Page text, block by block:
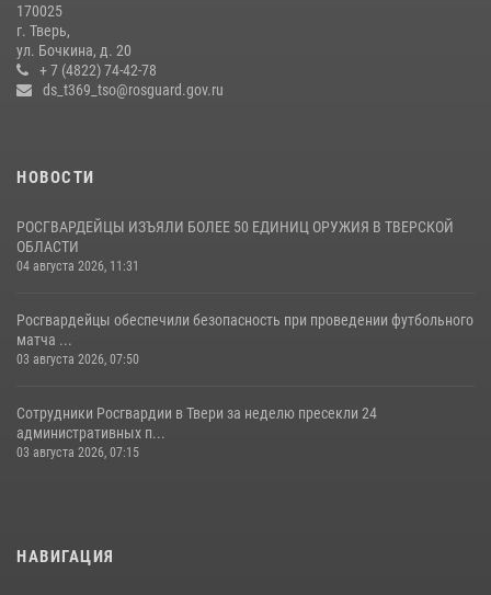
В Тверской области Росгвардейцы проводят комплексные
проверки детских оздоровительных лагерей
08 июля 2026, 12:16 1
170025
г. Тверь,
ул. Бочкина, д. 20
+ 7 (4822) 74-42-78
ds_t369_tso@rosguard.gov.ru
НОВОСТИ
РОСГВАРДЕЙЦЫ ИЗЪЯЛИ БОЛЕЕ 50 ЕДИНИЦ ОРУЖИЯ В ТВЕРСКОЙ
ОБЛАСТИ
04 августа 2026, 11:31
Росгвардейцы обеспечили безопасность при проведении футбольного
матча ...
03 августа 2026, 07:50
Сотрудники Росгвардии в Твери за неделю пресекли 24
административных п...
03 августа 2026, 07:15
НАВИГАЦИЯ